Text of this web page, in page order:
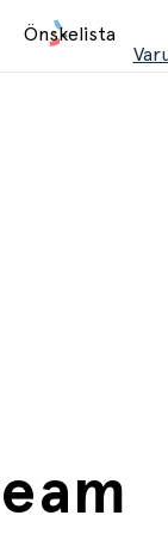
Önskelista